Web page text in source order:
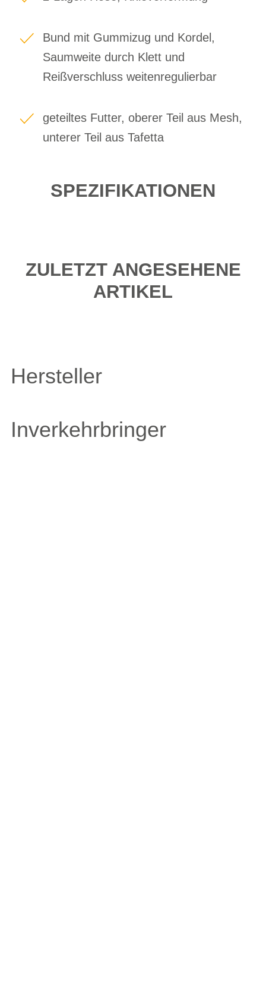
Bund mit Gummizug und Kordel,
Saumweite durch Klett und
Reißverschluss weitenregulierbar
geteiltes Futter, oberer Teil aus Mesh,
unterer Teil aus Tafetta
SPEZIFIKATIONEN
ZULETZT ANGESEHENE
ARTIKEL
Hersteller
Inverkehrbringer